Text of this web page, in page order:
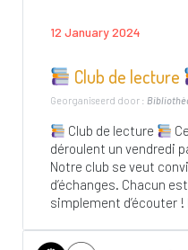
12 January 2024
Club de lecture
Georganiseerd door :
Club de lecture
déroulent un vendredi
Notre club se veut
d’échanges. Chacun
simplement d’écouter !